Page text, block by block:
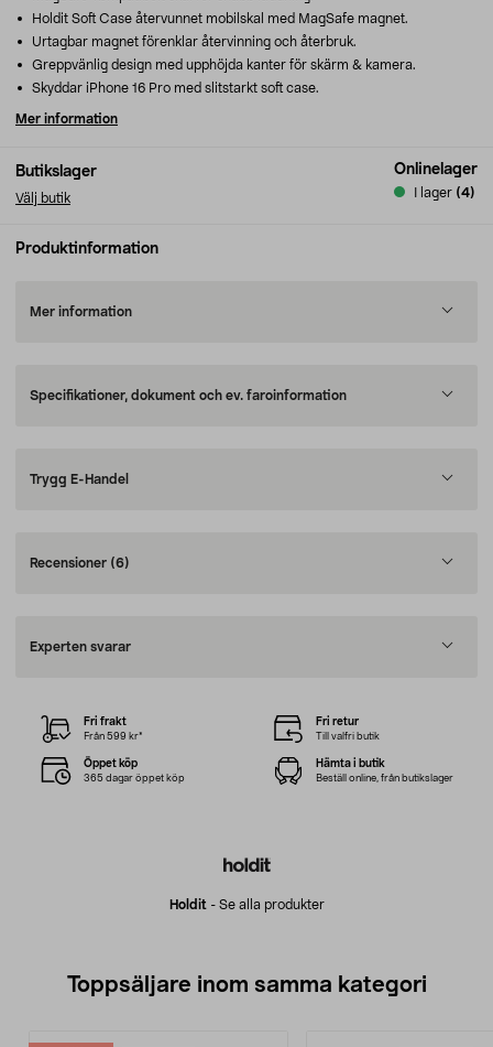
Butikslager
Välj butik
Onlinelager
I lager (4)
Holdit Soft Case återvunnet mobilskal med MagSafe magnet.
Urtagbar magnet förenklar återvinning och återbruk.
Greppvänlig design med upphöjda kanter för skärm & kamera.
Skyddar iPhone 16 Pro med slitstarkt soft case.
Mer information
Produktinformation
Mer information
Specifikationer, dokument och ev. faroinformation
Trygg E-Handel
Recensioner (6)
Experten svarar
Holdit - Se alla produkter
Fri frakt
Från 599 kr*
Fri retur
Till valfri butik
Öppet köp
365 dagar öppet köp
Hämta i butik
Beställ online, från butikslager
Toppsäljare inom samma kategori